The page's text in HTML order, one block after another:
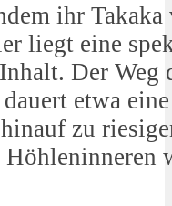
ihr Takaka
liegt eine
Der Weg
etwa
zu